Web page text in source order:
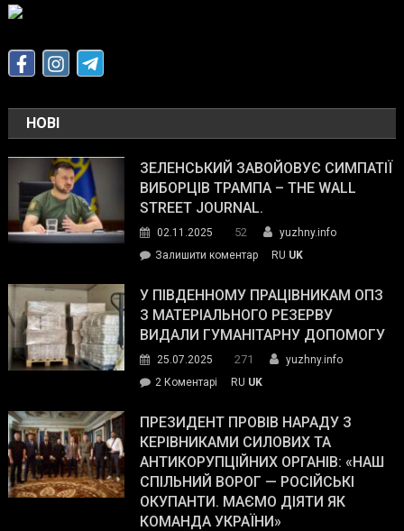
НОВІ
ЗЕЛЕНСЬКИЙ ЗАВОЙОВУЄ СИМПАТІЇ
ВИБОРЦІВ ТРАМПА – THE WALL
STREET JOURNAL.
02.11.2025 52
yuzhny.info
Залишити коментарon
завойовує
симпатії
виборців
The
Street
Journal.
RU UK
У ПІВДЕННОМУ ПРАЦІВНИКАМ ОПЗ
З МАТЕРІАЛЬНОГО РЕЗЕРВУ
ВИДАЛИ ГУМАНІТАРНУ ДОПОМОГУ
25.07.2025 271
yuzhny.info
2 Коментарі
Південному
працівникам
ОПЗ
з
матеріального
резерву
RU UK
ПРЕЗИДЕНТ ПРОВІВ НАРАДУ З
КЕРІВНИКАМИ СИЛОВИХ ТА
АНТИКОРУПЦІЙНИХ ОРГАНІВ: «НАШ
СПІЛЬНИЙ ВОРОГ — РОСІЙСЬКІ
ОКУПАНТИ. МАЄМО ДІЯТИ ЯК
КОМАНДА УКРАЇНИ»